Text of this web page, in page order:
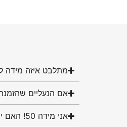
מתלבט איזה מידה
אם הנעליים
אני מידה 50! האם יש לכם נעליים במידה שלי?